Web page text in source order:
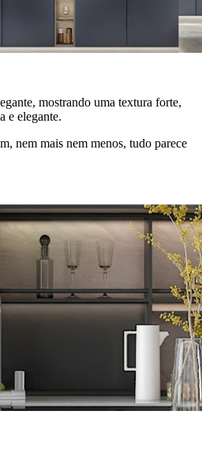
mostrando uma textura forte,
e elegante.
nem mais nem menos, tudo parece